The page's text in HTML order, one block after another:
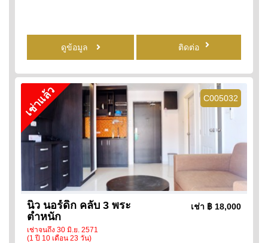
ดูข้อมูล ติดต่อ
C005032
เช่าแล้ว
นิว นอร์ดิก คลับ 3 พระ
ตำหนัก
เช่าจนถึง 30 มิ.ย. 2571
(1 ปี 10 เดือน 23 วัน)
เช่า ฿ 18,000